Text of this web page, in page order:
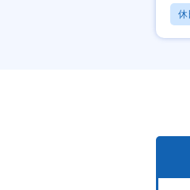
休
月